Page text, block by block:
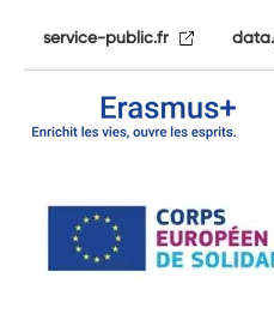
service-public.fr